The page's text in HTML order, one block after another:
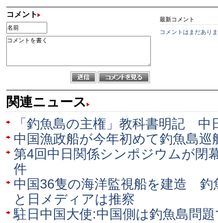
コメント
最新コメント
コメントはまだあり
関連ニュース
「釣魚島の主権」教科書明記 中
中国漁政船が今年初めて釣魚島巡
第4回中日関係シンポジウムが
件
中国36隻の海洋監視船を建造 釣
と日メディアは推察
駐日中国大使:中国側は釣魚島問